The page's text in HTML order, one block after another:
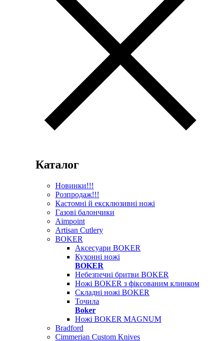
Каталог
Новинки!!!
Розпродаж!!!
Кастомні й ексклюзивні ножі
Газові балончики
Aimpoint
Artisan Cutlery
BOKER
Аксесуари BOKER
Кухонні ножі
BOKER
Небезпечні бритви BOKER
Ножі BOKER з фіксованим клинком
Складні ножі BOKER
Точила
Boker
Ножі BOKER MAGNUM
Bradford
Cimmerian Custom Knives